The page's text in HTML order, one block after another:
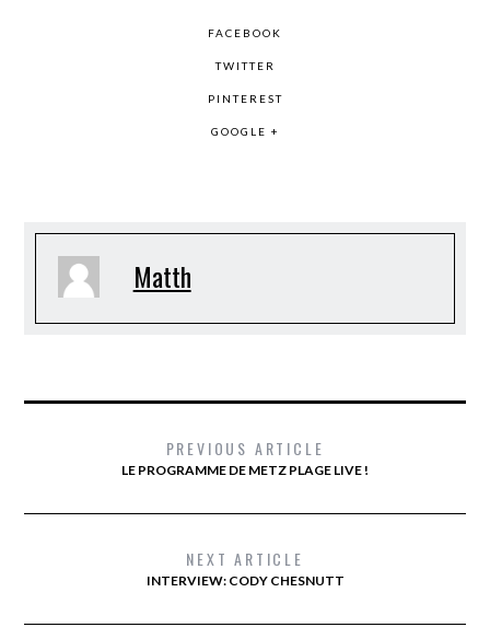
FACEBOOK
TWITTER
PINTEREST
GOOGLE +
Matth
PREVIOUS ARTICLE
LE PROGRAMME DE METZ PLAGE LIVE !
NEXT ARTICLE
INTERVIEW: CODY CHESNUTT